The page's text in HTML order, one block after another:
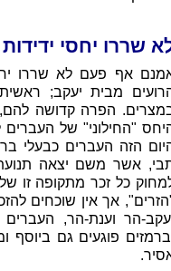
שררו יחסי ידידות
אף פעם לא שררו
מבית יעקב;
הפרה קדושה להם,
"החילוני" של העברים
הזה העברים כבעלי
אשר משם יצאה
כל זכר מתקופה זו
אך אין שוכחים
הר וענת-הר,
פוגעים גם ביוסף